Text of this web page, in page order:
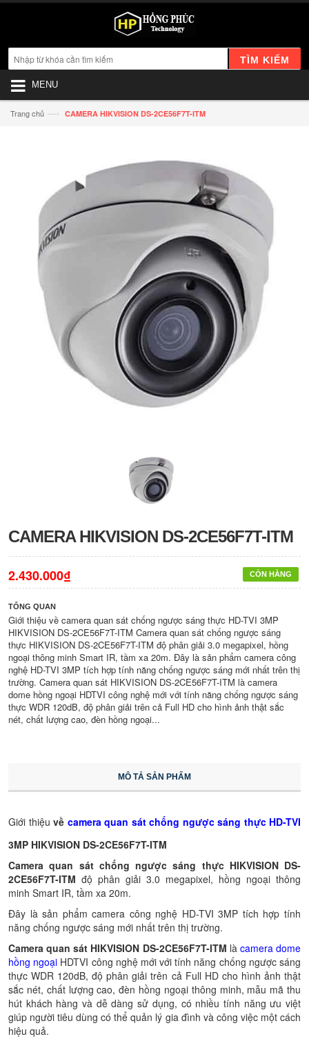
TÌM KIẾM
MENU
Trang chủ —› CAMERA HIKVISION DS-2CE56F7T-ITM
CAMERA HIKVISION DS-2CE56F7T-ITM
CÒN HÀNG
2.430.000₫
TỔNG QUAN
Giới thiệu về camera quan sát chống ngược sáng thực HD-TVI 3MP
HIKVISION DS-2CE56F7T-ITM Camera quan sát chống ngược sáng
thực HIKVISION DS-2CE56F7T-ITM độ phân giải 3.0 megapixel, hồng
ngoại thông minh Smart IR, tầm xa 20m. Đây là sản phẩm camera công
nghệ HD-TVI 3MP tích hợp tính năng chống ngược sáng mới nhất trên thị
trường. Camera quan sát HIKVISION DS-2CE56F7T-ITM là camera
dome hồng ngoại HDTVI công nghệ mới với tính năng chống ngược sáng
thực WDR 120dB, độ phân giải trên cả Full HD cho hình ảnh thật sắc
nét, chất lượng cao, đèn hồng ngoại...
MÔ TẢ SẢN PHẨM
Giới thiệu về camera quan sát chống ngược sáng thực HD-TVI
3MP HIKVISION DS-2CE56F7T-ITM
Camera quan sát chống ngược sáng thực HIKVISION DS-
2CE56F7T-ITM độ phân giải 3.0 megapixel, hồng ngoại thông
minh Smart IR, tầm xa 20m.
Đây là sản phẩm camera công nghệ HD-TVI 3MP tích hợp tính
năng chống ngược sáng mới nhất trên thị trường.
Camera quan sát HIKVISION DS-2CE56F7T-ITM là camera dome
hồng ngoại HDTVI công nghệ mới với tính năng chống ngược sáng
thực WDR 120dB, độ phân giải trên cả Full HD cho hình ảnh thật
sắc nét, chất lượng cao, đèn hồng ngoại thông minh, mẫu mã thu
hút khách hàng và dễ dàng sử dụng, có nhiều tính năng ưu việt
giúp người tiêu dùng có thể quản lý gia đình và công việc một cách
hiệu quả.